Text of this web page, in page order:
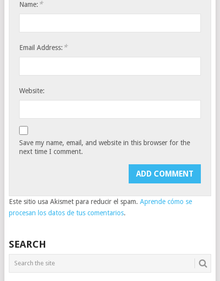
Name: *
Email Address: *
Website:
Save my name, email, and website in this browser for the
next time I comment.
Este sitio usa Akismet para reducir el spam. Aprende cómo se
procesan los datos de tus comentarios.
SEARCH